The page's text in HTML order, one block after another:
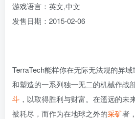
游戏语言：英文,中文
发售日期：2015-02-06
TerraTech能样你在无际无法规的异
和塑造的一系列独一无二的机械作战
斗 ，以取得胜利与财富。在遥远的未
被耗尽，而作为在地球之外的采矿者